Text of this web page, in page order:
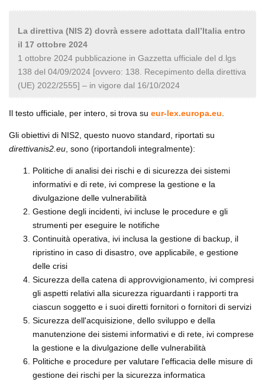
La direttiva (NIS 2) dovrà essere adottata dall’Italia entro
il 17 ottobre 2024
1 ottobre 2024 pubblicazione in Gazzetta ufficiale del d.lgs
138 del 04/09/2024 [ovvero: 138. Recepimento della direttiva
(UE) 2022/2555] – in vigore dal 16/10/2024
Il testo ufficiale, per intero, si trova su eur-lex.europa.eu
Gli obiettivi di NIS2, questo nuovo standard, riportati su
direttivanis2.eu , sono (riportandoli integralmente):
Politiche di analisi dei rischi e di sicurezza dei sistemi
informativi e di rete, ivi comprese la gestione e la
divulgazione delle vulnerabilità
Gestione degli incidenti, ivi incluse le procedure e gli
strumenti per eseguire le notifiche
Continuità operativa, ivi inclusa la gestione di backup, il
ripristino in caso di disastro, ove applicabile, e gestione
delle crisi
Sicurezza della catena di approvvigionamento, ivi compresi
gli aspetti relativi alla sicurezza riguardanti i rapporti tra
ciascun soggetto e i suoi diretti fornitori o fornitori di servizi
Sicurezza dell'acquisizione, dello sviluppo e della
manutenzione dei sistemi informativi e di rete, ivi comprese
la gestione e la divulgazione delle vulnerabilità
Politiche e procedure per valutare l'efficacia delle misure di
gestione dei rischi per la sicurezza informatica